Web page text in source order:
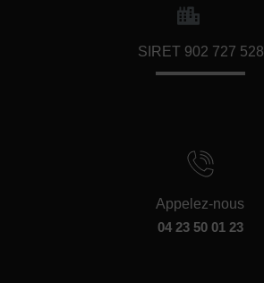
SIRET 902 727 528
Appelez-nous
04 23 50 01 23